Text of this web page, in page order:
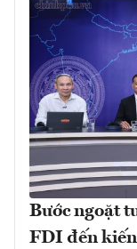
Bước ngoặt
FDI đến